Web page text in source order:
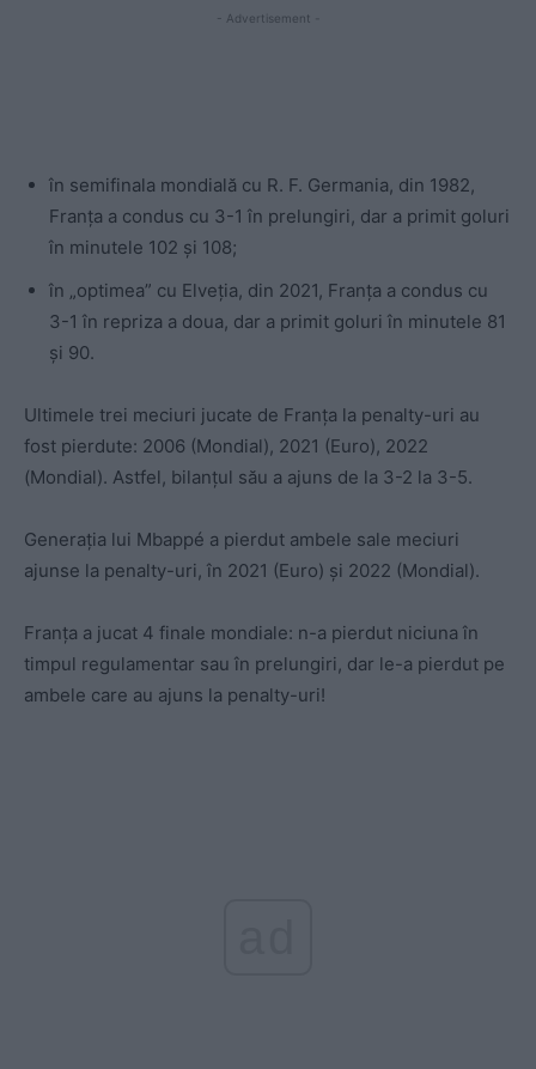
- Advertisement -
în semifinala mondială cu R. F. Germania, din 1982,
Franța a condus cu 3-1 în prelungiri, dar a primit goluri
în minutele 102 și 108;
în „optimea” cu Elveția, din 2021, Franța a condus cu
3-1 în repriza a doua, dar a primit goluri în minutele 81
și 90.
Ultimele trei meciuri jucate de Franța la penalty-uri au
fost pierdute: 2006 (Mondial), 2021 (Euro), 2022
(Mondial). Astfel, bilanțul său a ajuns de la 3-2 la 3-5.
Generația lui Mbappé a pierdut ambele sale meciuri
ajunse la penalty-uri, în 2021 (Euro) și 2022 (Mondial).
Franța a jucat 4 finale mondiale: n-a pierdut niciuna în
timpul regulamentar sau în prelungiri, dar le-a pierdut pe
ambele care au ajuns la penalty-uri!